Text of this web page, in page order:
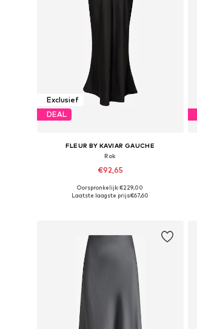
Exclusief
DEAL
FLEUR BY KAVIAR GAUCHE
Rok
€92,65
Beschikbare maten: 34, 36, 38, 40, 42
Oorspronkelijk: €229,00
Laatste laagste prijs:€67,60